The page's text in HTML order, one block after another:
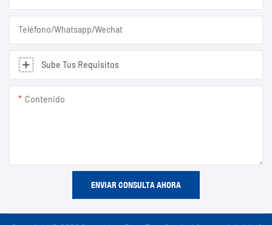
Teléfono/Whatsapp/Wechat
Sube Tus Requisitos
Contenido
ENVIAR CONSULTA AHORA